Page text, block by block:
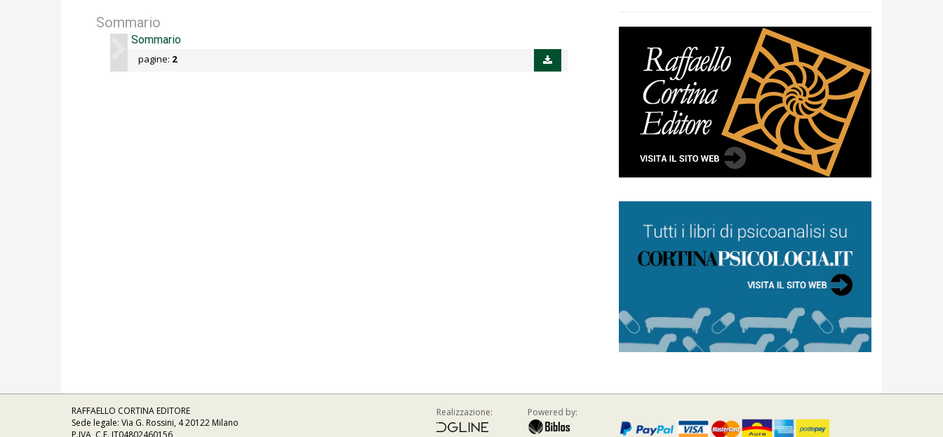
Sommario
Sommario
pagine: 2
RAFFAELLO CORTINA EDITORE
Sede legale: Via G. Rossini, 4 20122 Milano
P.IVA, C.F. IT04802460156
Realizzazione: Powered by: